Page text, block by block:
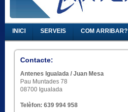
INICI SERVEIS COM ARRIBAR?
Contacte:
Antenes Igualada / Juan Mesa
Pau Muntades 78
08700 Igualada
Telèfon: 639 994 958